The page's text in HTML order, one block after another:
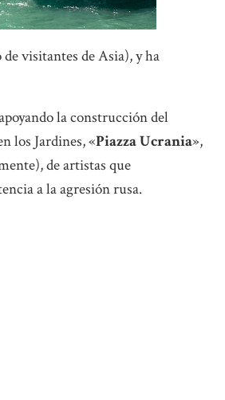
visitantes de Asia), y ha
la construcción del
los Jardines, «Piazza Ucrania»,
de artistas que
a la agresión rusa.